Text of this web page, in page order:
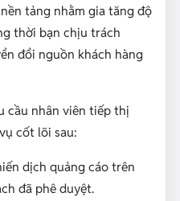
tảng nhằm gia tăng độ
thời bạn chịu trách
đổi nguồn khách hàng
cầu nhân viên tiếp thị
cốt lõi sau:
dịch quảng cáo trên
đã phê duyệt.